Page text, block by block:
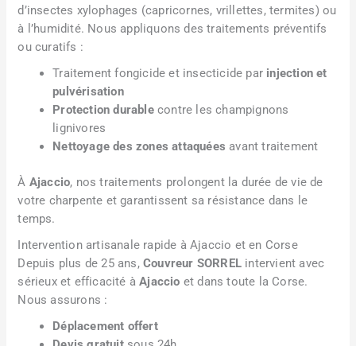
d’insectes xylophages (capricornes, vrillettes, termites) ou
à l’humidité. Nous appliquons des traitements préventifs
ou curatifs :
Traitement fongicide et insecticide par injection et
pulvérisation
Protection durablecontre les champignons
lignivores
Nettoyage des zones attaquées avant traitement
À Ajaccio, nos traitements prolongent la durée de vie de
votre charpente et garantissent sa résistance dans le
temps.
Intervention artisanale rapide à Ajaccio et en Corse
Depuis plus de 25 ans,Couvreur SORREL intervient avec
sérieux et efficacité àAjaccio et dans toute la Corse.
Nous assurons :
Déplacement offert